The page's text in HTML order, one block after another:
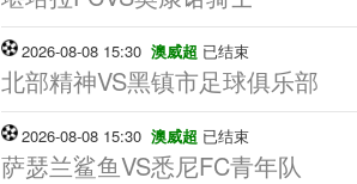
2026-08-08 15:30 澳威超 已结束
北部精神VS黑镇市足球俱乐部
2026-08-08 15:30 澳威超 已结束
萨瑟兰鲨鱼VS悉尼FC青年队